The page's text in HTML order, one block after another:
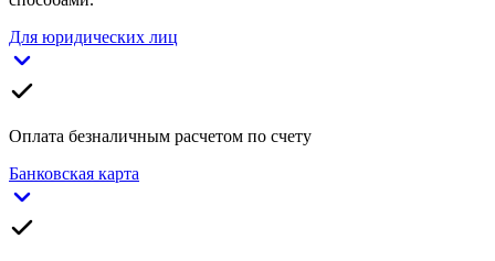
Для юридических лиц
Оплата безналичным расчетом по счету
Банковская карта